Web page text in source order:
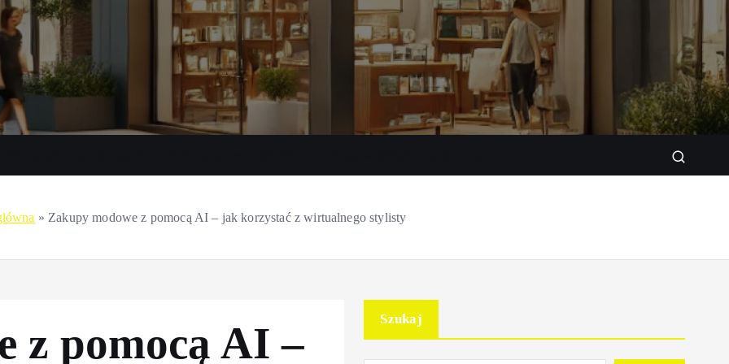
» Zakupy modowe z pomocą AI – jak korzystać z wirtualnego stylisty
z pomocą AI –
Szukaj